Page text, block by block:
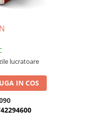
lucratoare
IN COS